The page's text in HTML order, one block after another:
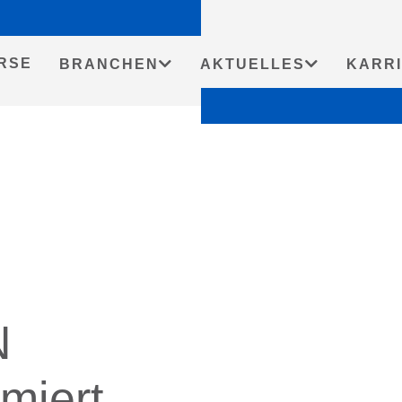
BRANCHEN AKTUELLES